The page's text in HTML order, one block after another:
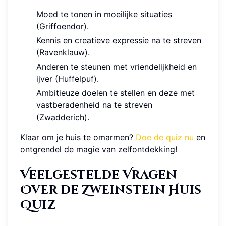
Moed te tonen in moeilijke situaties
(Griffoendor).
Kennis en creatieve expressie na te streven
(Ravenklauw).
Anderen te steunen met vriendelijkheid en
ijver (Huffelpuf).
Ambitieuze doelen te stellen en deze met
vastberadenheid na te streven
(Zwadderich).
Klaar om je huis te omarmen? Doe de quiz nu en
ontgrendel de magie van zelfontdekking!
Veelgestelde Vragen
Over de Zweinstein Huis
Quiz